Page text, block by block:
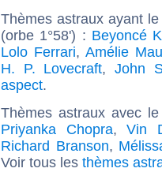
Thèmes astraux ayant
(orbe 1°58') : Beyoncé
Lolo Ferrari,Amélie
H. P. Lovecraft,John
aspect.
Thèmes astraux avec
Priyanka Chopra,Vin
Richard Branson,
Voir tous les thèmes